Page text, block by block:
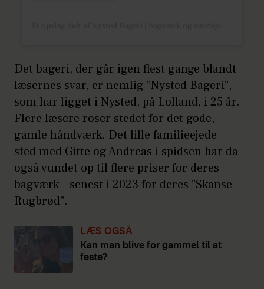
Det bageri, der går igen flest gange blandt
læsernes svar, er nemlig ”Nysted Bageri”,
som har ligget i Nysted, på Lolland, i 25 år.
Flere læsere roser stedet for det gode,
gamle håndværk. Det lille familieejede
sted med Gitte og Andreas i spidsen har da
også vundet op til flere priser for deres
bagværk – senest i 2023 for deres ”Skanse
Rugbrød”.
LÆS OGSÅ
Kan man blive for gammel til at
feste?